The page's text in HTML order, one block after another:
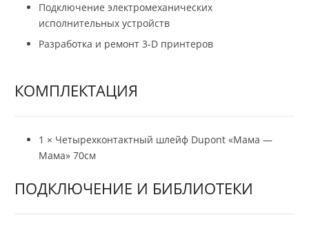
Подключение электромеханических
исполнительных устройств
Разработка и ремонт 3-D принтеров
КОМПЛЕКТАЦИЯ
1 × Четырехконтактный шлейф Dupont «Мама —
Мама» 70см
ПОДКЛЮЧЕНИЕ И БИБЛИОТЕКИ